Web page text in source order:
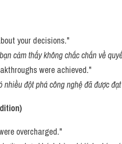
your decisions."
cảm thấy không chắc chắn về
were achieved."
đột phá công nghệ đã được
overcharged."